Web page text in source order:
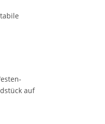
auf